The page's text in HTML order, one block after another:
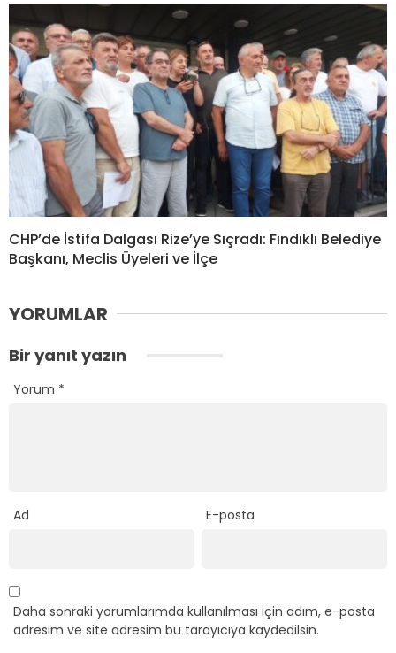
CHP’de İstifa Dalgası Rize’ye Sıçradı: Fındıklı Belediye
Başkanı, Meclis Üyeleri ve İlçe
YORUMLAR
Bir yanıt yazın
Yorum *
Ad E-posta
Daha sonraki yorumlarımda kullanılması için adım, e-posta
adresim ve site adresim bu tarayıcıya kaydedilsin.